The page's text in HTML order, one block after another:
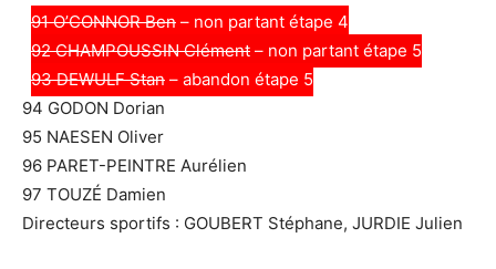
91 O’CONNOR Ben – non partant étape 4
92 CHAMPOUSSIN Clément – non partant étape 5
93 DEWULF Stan – abandon étape 5
94 GODON Dorian
95 NAESEN Oliver
96 PARET-PEINTRE Aurélien
97 TOUZÉ Damien
Directeurs sportifs : GOUBERT Stéphane, JURDIE Julien